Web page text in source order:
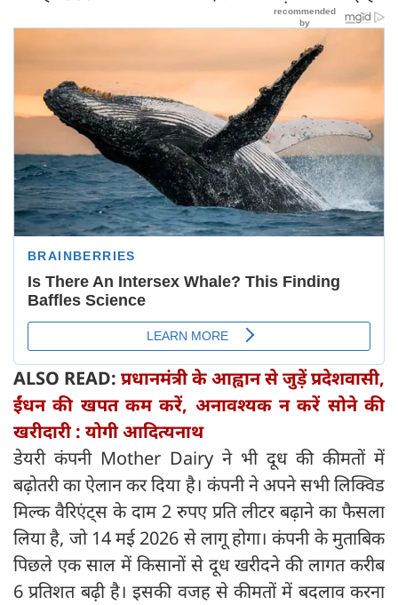
ALSO READ: प्रधानमंत्री के आह्वान से जुड़ें प्रदेशवासी,
ईंधन की खपत कम करें, अनावश्यक न करें सोने की
खरीदारी : योगी आदित्यनाथ
डेयरी कंपनी Mother Dairy ने भी दूध की कीमतों में
बढ़ोतरी का ऐलान कर दिया है। कंपनी ने अपने सभी लिक्विड
मिल्क वैरिएंट्स के दाम 2 रुपए प्रति लीटर बढ़ाने का फैसला
लिया है, जो 14 मई 2026 से लागू होगा। कंपनी के मुताबिक
पिछले एक साल में किसानों से दूध खरीदने की लागत करीब
6 प्रतिशत बढ़ी है। इसकी वजह से कीमतों में बदलाव करना